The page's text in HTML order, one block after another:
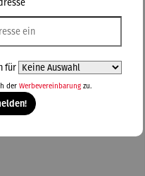
für
der Werbevereinbarungzu.